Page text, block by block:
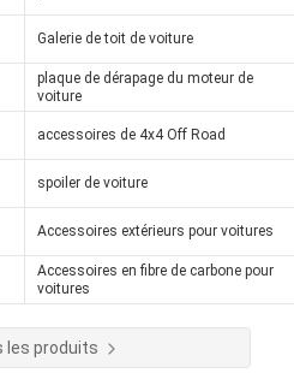
Galerie de toit de voiture
plaque de dérapage du moteur de
voiture
accessoires de 4x4 Off Road
spoiler de voiture
Accessoires extérieurs pour voitures
Accessoires en fibre de carbone pour
voitures
les produits